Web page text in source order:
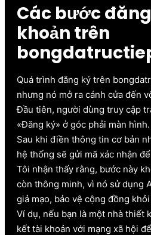
Các bước
khoản trên
Quá trình đăng ký trên
nhưng nó mở ra cánh cửa đến
Đầu tiên, người dùng truy cập
«Đăng ký» ở góc phải màn hình.
Sau khi điền thông tin cơ bản
hệ thống sẽ gửi mã xác nhận
Tôi nhận thấy rằng, bước này
còn thông minh, vì nó sử dụng
giả mạo, bảo vệ cộng đồng
Ví dụ, nếu bạn là một nhà thiết
kết tài khoản với mạng xã hội